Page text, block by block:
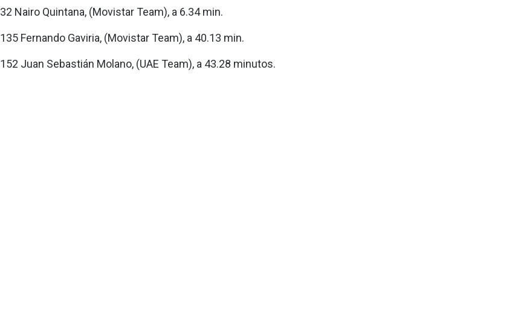
32 Nairo Quintana, (Movistar Team), a 6.34 min.
135 Fernando Gaviria, (Movistar Team), a 40.13 min.
152 Juan Sebastián Molano, (UAE Team), a 43.28 minutos.